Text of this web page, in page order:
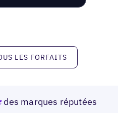
forfaits
LES FORFAITS
des marques réputées